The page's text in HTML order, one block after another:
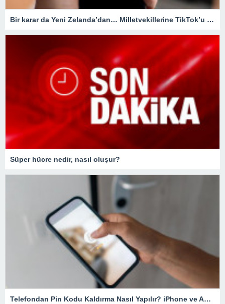
Bir karar da Yeni Zelanda’dan… Milletvekillerine TikTok’u yasaklıyorlar!
Süper hücre nedir, nasıl oluşur?
Telefondan Pin Kodu Kaldırma Nasıl Yapılır? iPhone ve Android Cihazlarda Pin Kodu Kaldırma – Teknoloji Haberleri